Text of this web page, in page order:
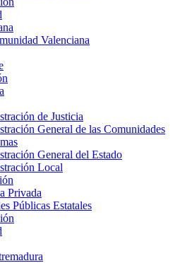
Valenciana
de Justicia
General de las Comunidades
General del Estado
Local
Privada
Públicas Estatales